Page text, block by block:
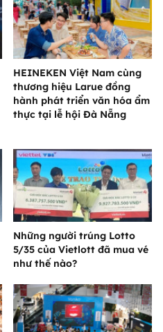
HEINEKEN Việt Nam cùng
thương hiệu Larue đồng
hành phát triển văn hóa ẩm
thực tại lễ hội Đà Nẵng
Những người trúng Lotto
5/35 của Vietlott đã mua vé
như thế nào?